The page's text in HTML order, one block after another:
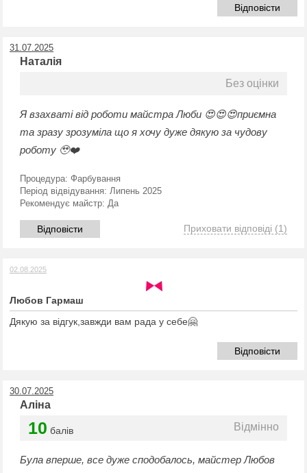
Відповісти
31.07.2025
Наталія
Без оцінки
Я взахваті від роботи майстра Люби 😍😍😍приємна
та зразу зрозуміла що я хочу дуже дякую за чудову
роботу 🥹❤️
Процедура: Фарбування
Період відвідування: Липень 2025
Рекомендує майстр: Да
Відповісти Приховати відповіді (1)
02.08.2025
Любов Гармаш
Дякую за відгук,завжди вам рада у себе🤗
Відповісти
30.07.2025
Аліна
10 балів Відмінно
Була вперше, все дуже сподобалось, майстер Любов